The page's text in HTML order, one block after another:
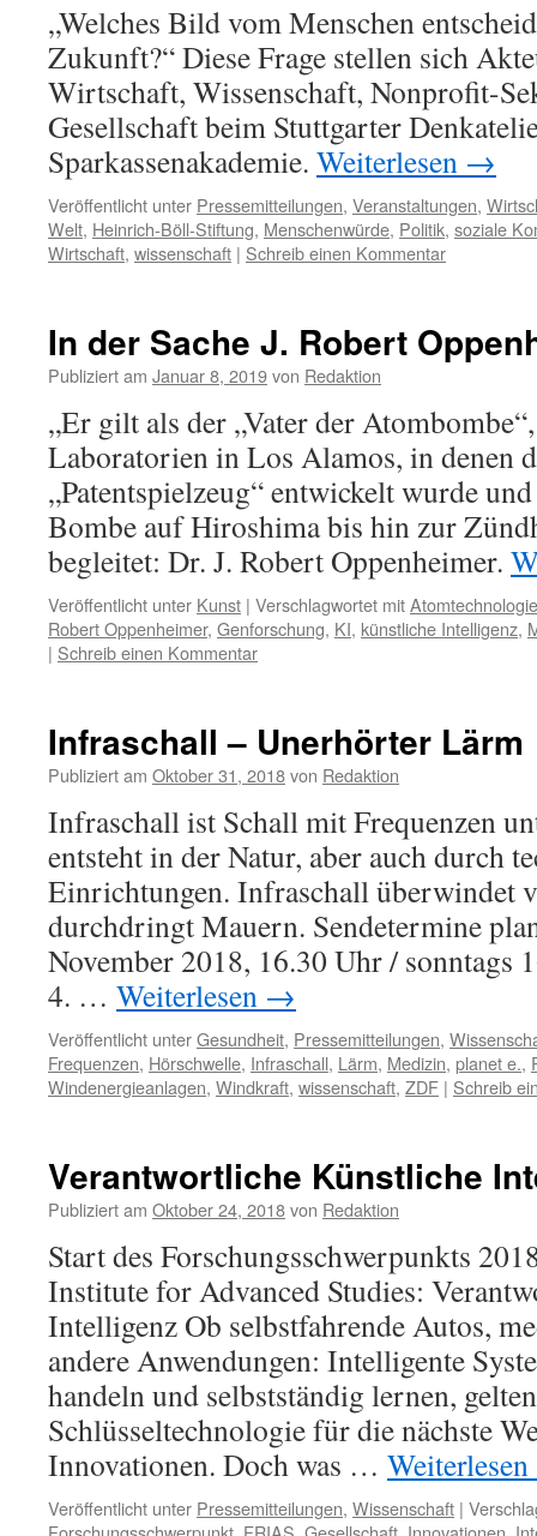
„Welches Bild vom Menschen
Zukunft?“ Diese Frage stellen sich
Wirtschaft, Wissenschaft, Nonprofit-
Gesellschaft beim Stuttgarter
Sparkassenakademie. Weiterlesen →
Veröffentlicht unter Pressemitteilungen, Veranstaltungen,
Welt, Heinrich-Böll-Stiftung, Menschenwürde, Politik, soziale
Wirtschaft, wissenschaft | Schreib einen Kommentar
In der Sache J. Robert
Publiziert am Januar 8, 2019von Redaktion
„Er gilt als der „Vater der
Laboratorien in Los Alamos, in denen
„Patentspielzeug“ entwickelt wurde
Bombe auf Hiroshima bis hin zur
begleitet: Dr. J. Robert Oppenheimer.
Veröffentlicht unter Kunst | Verschlagwortet mitAtomtechnologie
Robert Oppenheimer, Genforschung, KI, künstliche Intelligenz,
| Schreib einen Kommentar
Infraschall – Unerhörter Lärm
Publiziert am Oktober 31, 2018von Redaktion
Infraschall ist Schall mit Frequenzen
entsteht in der Natur, aber auch durch
Einrichtungen. Infraschall überwindet
durchdringt Mauern. Sendetermine
November 2018, 16.30 Uhr / sonntags
4. … Weiterlesen →
Veröffentlicht unterGesundheit, Pressemitteilungen,
Frequenzen, Hörschwelle, Infraschall, Lärm, Medizin, planet e.,
Windenergieanlagen, Windkraft, wissenschaft, ZDF | Schreib
Verantwortliche Künstliche
Publiziert am Oktober 24, 2018von Redaktion
Start des Forschungsschwerpunkts
Institute for Advanced Studies:
Intelligenz Ob selbstfahrende Autos,
andere Anwendungen: Intelligente
handeln und selbstständig lernen,
Schlüsseltechnologie für die nächste
Innovationen. Doch was … Weiterlesen
Veröffentlicht unter Pressemitteilungen, Wissenschaft |